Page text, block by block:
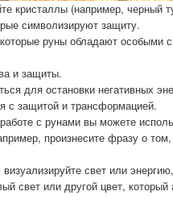
кристаллы (например, черный
символизируют защиту.
руны обладают особыми
и защиты.
для остановки негативных
с защитой и трансформацией.
с рунами вы можете
произнесите фразу о
визуализируйте свет или
свет или другой цвет, который